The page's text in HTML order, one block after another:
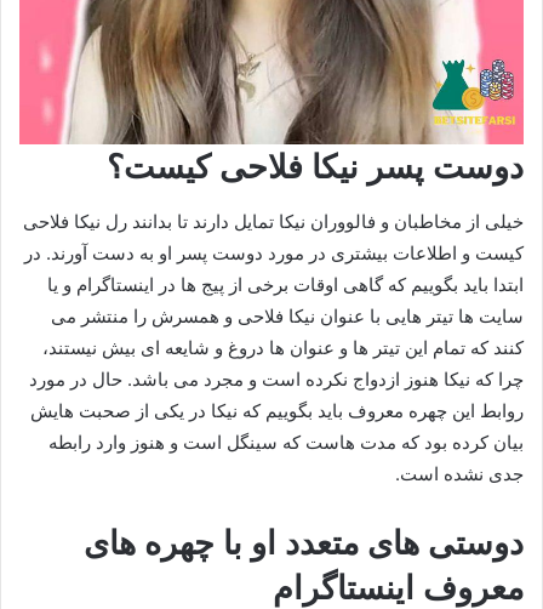
دوست پسر نیکا فلاحی کیست؟
خیلی از مخاطبان و فالووران نیکا تمایل دارند تا بدانند رل نیکا فلاحی
کیست و اطلاعات بیشتری در مورد دوست پسر او به دست آورند. در
ابتدا باید بگوییم که گاهی اوقات برخی از پیج ها در اینستاگرام و یا
سایت ها تیتر هایی با عنوان نیکا فلاحی و همسرش را منتشر می‌
کنند که تمام این تیتر ها و عنوان ها دروغ و شایعه ای بیش نیستند،
چرا که نیکا هنوز ازدواج نکرده است و مجرد می باشد. حال در مورد
روابط این چهره معروف باید بگوییم که نیکا در یکی از صحبت هایش
بیان کرده بود که مدت هاست که سینگل است و هنوز وارد رابطه
جدی نشده است.
دوستی های متعدد او با چهره های
معروف اینستاگرام